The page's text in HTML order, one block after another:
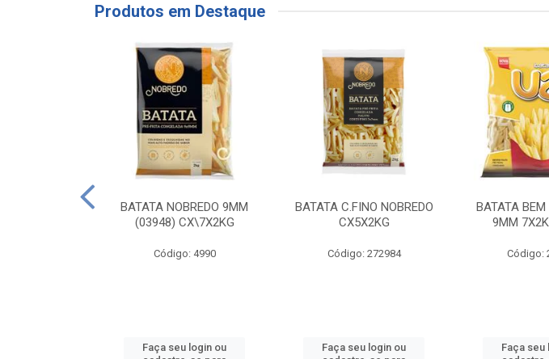
Produtos em Destaque
BATATA NOBREDO 9MM
(03948) CX\7X2KG
Código: 4990
Faça seu login ou
BATATA C.FINO NOBREDO
CX5X2KG
Código: 272984
Faça seu login ou
BATATA
9MM
Código:
Faça seu